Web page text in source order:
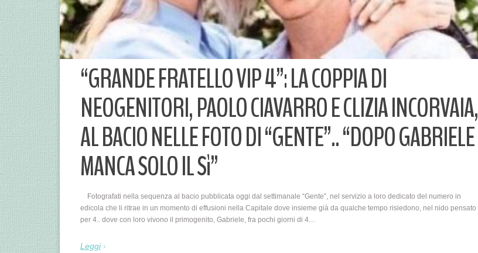
“GRANDE FRATELLO VIP 4”: LA COPPIA DI
NEOGENITORI, PAOLO CIAVARRO E CLIZIA INCORVAIA,
AL BACIO NELLE FOTO DI “GENTE”.. “DOPO GABRIELE
MANCA SOLO IL Sì”
Fotografati nella sequenza al bacio pubblicata oggi dal settimanale “Gente”, nel servizio a loro dedicato del numero in
edicola che li ritrae in un momento di effusioni nella Capitale dove insieme già da qualche tempo risiedono, nel nido pensato
per 4.. dove con loro vivono il primogenito, Gabriele, fra pochi giorni di 4…
Leggi